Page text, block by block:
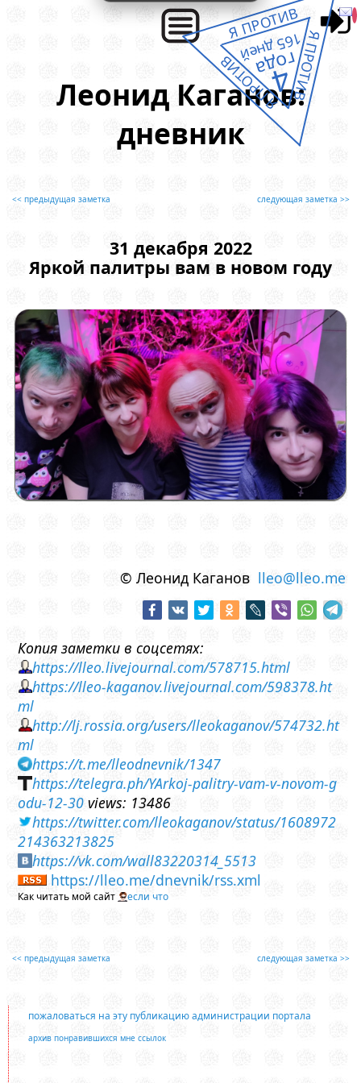
Леонид Каганов:
дневник
<< предыдущая заметка следующая заметка >>
31 декабря 2022
Яркой палитры вам в новом году
© Леонид Каганов lleo@lleo.me
Копия заметки в соцсетях:
https://lleo.livejournal.com/578715.html
https://lleo-kaganov.livejournal.com/598378.ht
ml
http://lj.rossia.org/users/lleokaganov/574732.ht
ml
https://t.me/lleodnevnik/1347
https://telegra.ph/YArkoj-palitry-vam-v-novom-g
odu-12-30 views: 13486
https://twitter.com/lleokaganov/status/1608972
214363213825
https://vk.com/wall83220314_5513
https://lleo.me/dnevnik/rss.xml
Как читать мой сайт если что
<< предыдущая заметка следующая заметка >>
пожаловаться на эту публикацию администрации портала
архив понравившихся мне ссылок
Я ПРОТИВ
Я ПРОТИВ
Я ПРОТИВ
4
года
165 дней